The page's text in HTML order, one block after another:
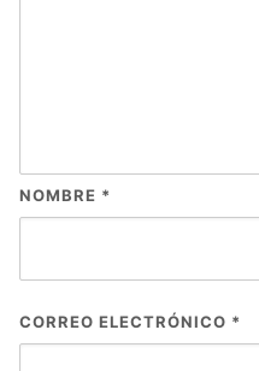
NOMBRE *
CORREO ELECTRÓNICO *